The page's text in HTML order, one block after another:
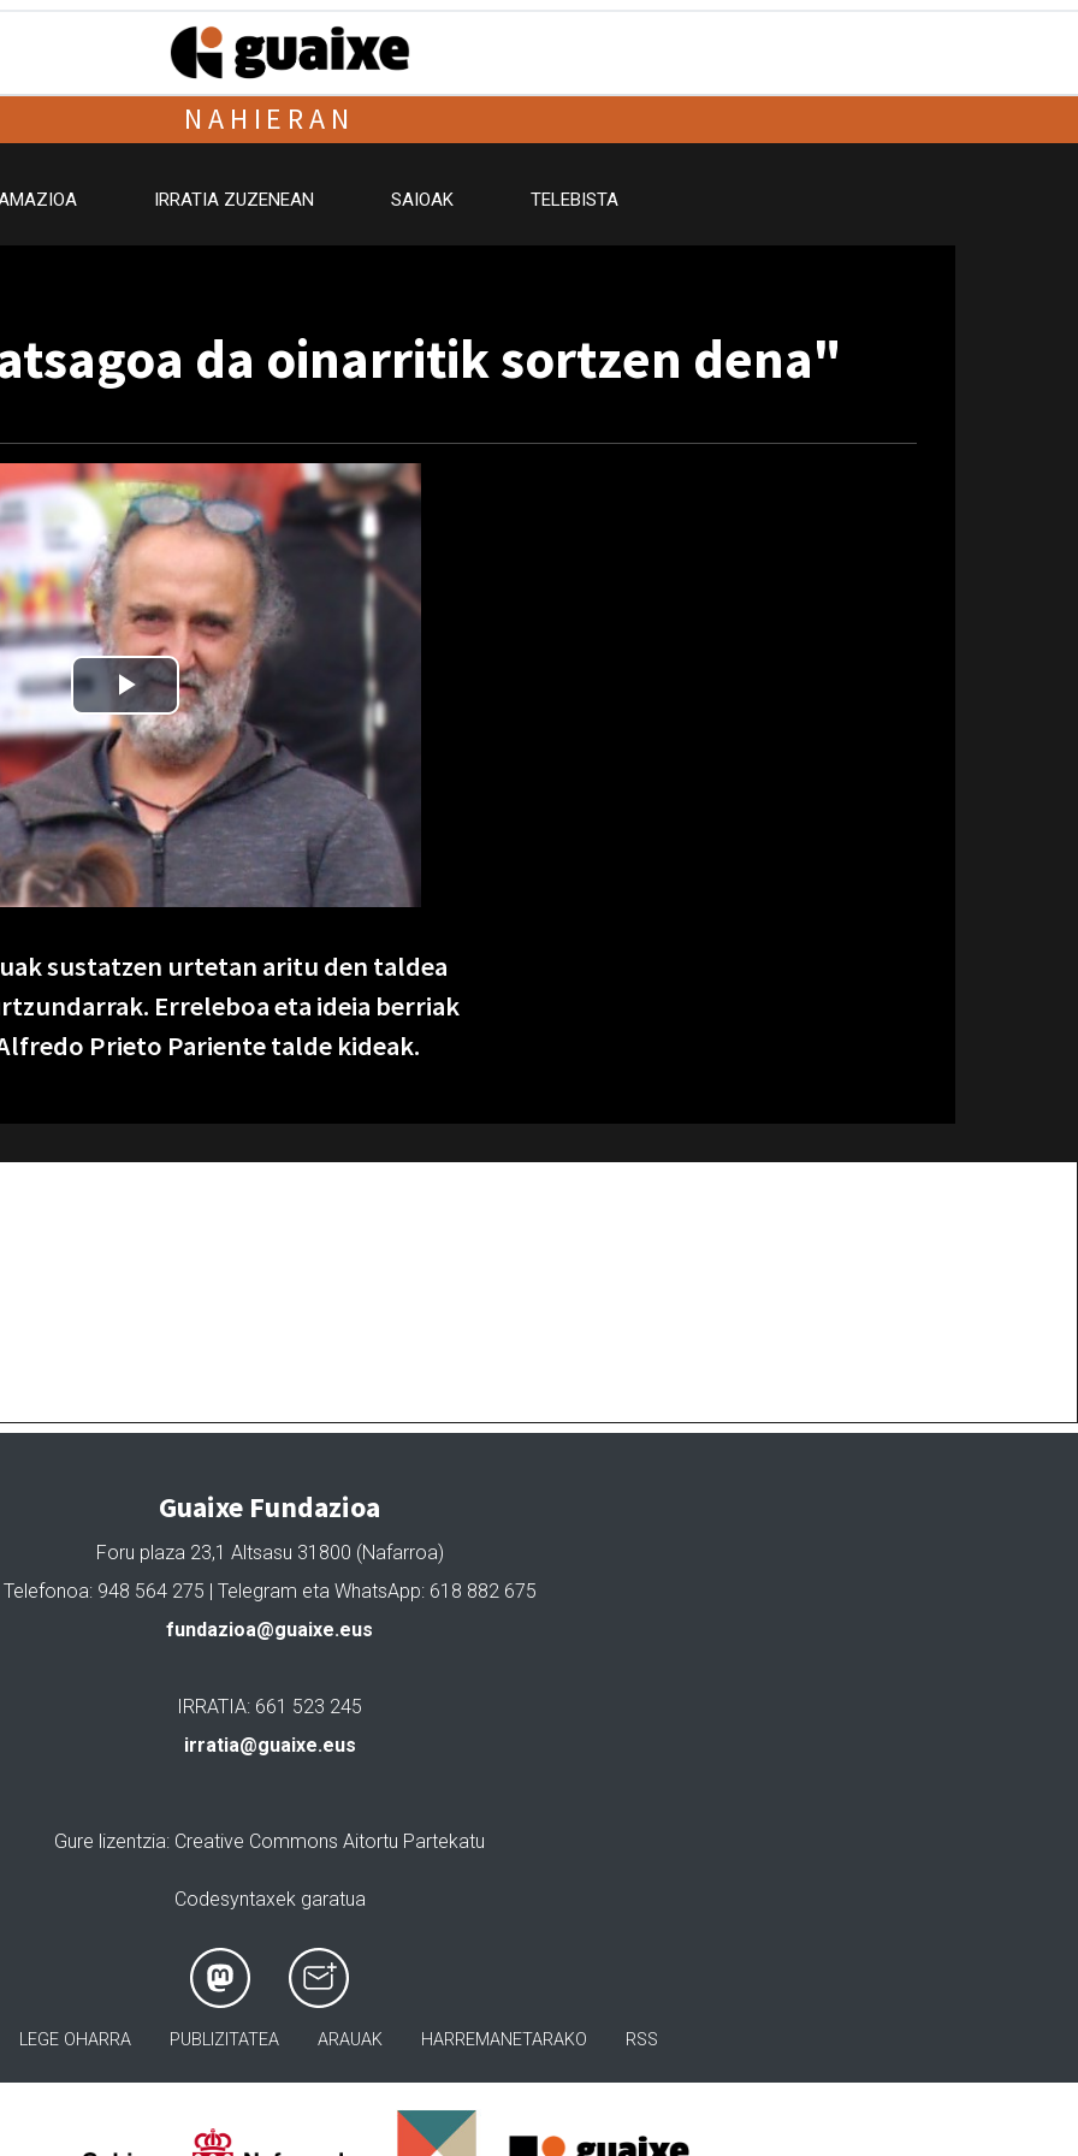
NAHIERAN
IRRATIA ZUZENEAN SAIOAK TELEBISTA
da oinarritik sortzen dena"
sustatzen urtetan aritu den taldea
Erreleboa eta ideia berriak
Prieto Pariente talde kideak.
Guaixe Fundazioa
Foru plaza 23,1 Altsasu 31800 (Nafarroa)
Telefonoa: 948 564 275 | Telegram eta WhatsApp: 618 882 675
fundazioa@guaixe.eus
IRRATIA: 661 523 245
irratia@guaixe.eus
Gure lizentzia: Creative Commons Aitortu Partekatu
Codesyntaxek garatua
LEGE OHARRA PUBLIZITATEA ARAUAK HARREMANETARAKO RSS